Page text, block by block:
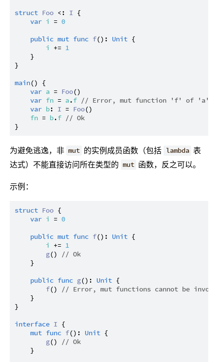
struct Foo <: I {
var i = 0
public mut func f(): Unit {
i
+= 1
    }
}
main() {
var a = Foo()
var fn = a.f // Error, mut function 'f' of 'a'
var b: I = Foo()
fn = b.f // Ok
为避免逃逸，非 mut 的实例成员函数（包括 lambda 表
达式）不能直接访问所在类型的 mut 函数，反之可以。
示例：
struct Foo {
var i = 0
public mut func f(): Unit {
i
+= 1
g()
// Ok
    }
public func g(): Unit {
f()
// Error, mut functions cannot be
    }
}
interface I {
mut func f(): Unit {
g()
// Ok
    }